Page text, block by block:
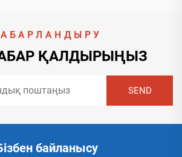
ҚАЛДЫРЫҢЫЗ
байланысу